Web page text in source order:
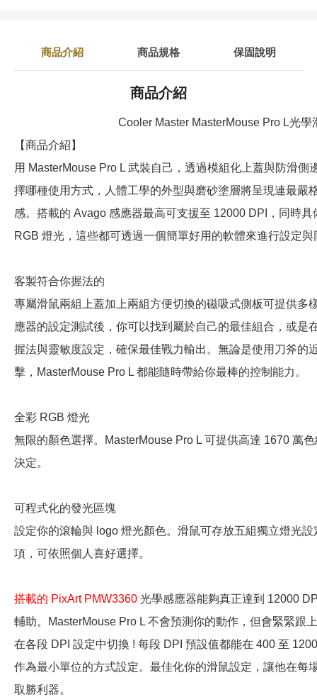
商品介紹 商品規格 保固說明
商品介紹
Cooler Master MasterMouse Pro L光學
【商品介紹】
用 MasterMouse Pro L 武裝自己，透過模組化上蓋與防滑側
擇哪種使用方式，人體工學的外型與磨砂塗層將呈現連最嚴
感。搭載的 Avago 感應器最高可支援至 12000 DPI，同時具
RGB 燈光，這些都可透過一個簡單好用的軟體來進行設定與
客製符合你握法的
專屬滑鼠兩組上蓋加上兩組方便切換的磁吸式側板可提供多
應器的設定測試後，你可以找到屬於自己的最佳組合，或是
握法與靈敏度設定，確保最佳戰力輸出。無論是使用刀斧的
擊，MasterMouse Pro L 都能隨時帶給你最棒的控制能力。
全彩 RGB 燈光
無限的顏色選擇。MasterMouse Pro L 可提供高達 1670 萬
決定。
可程式化的發光區塊
設定你的滾輪與 logo 燈光顏色。滑鼠可存放五組獨立燈光
項，可依照個人喜好選擇。
搭載的 PixArt PMW3360 光學感應器能夠真正達到 12000
輔助。MasterMouse Pro L 不會預測你的動作，但會緊緊跟
在各段 DPI 設定中切換 ! 每段 DPI 預設值都能在 400 至
作為最小單位的方式設定。最佳化你的滑鼠設定，讓他在每
取勝利器。